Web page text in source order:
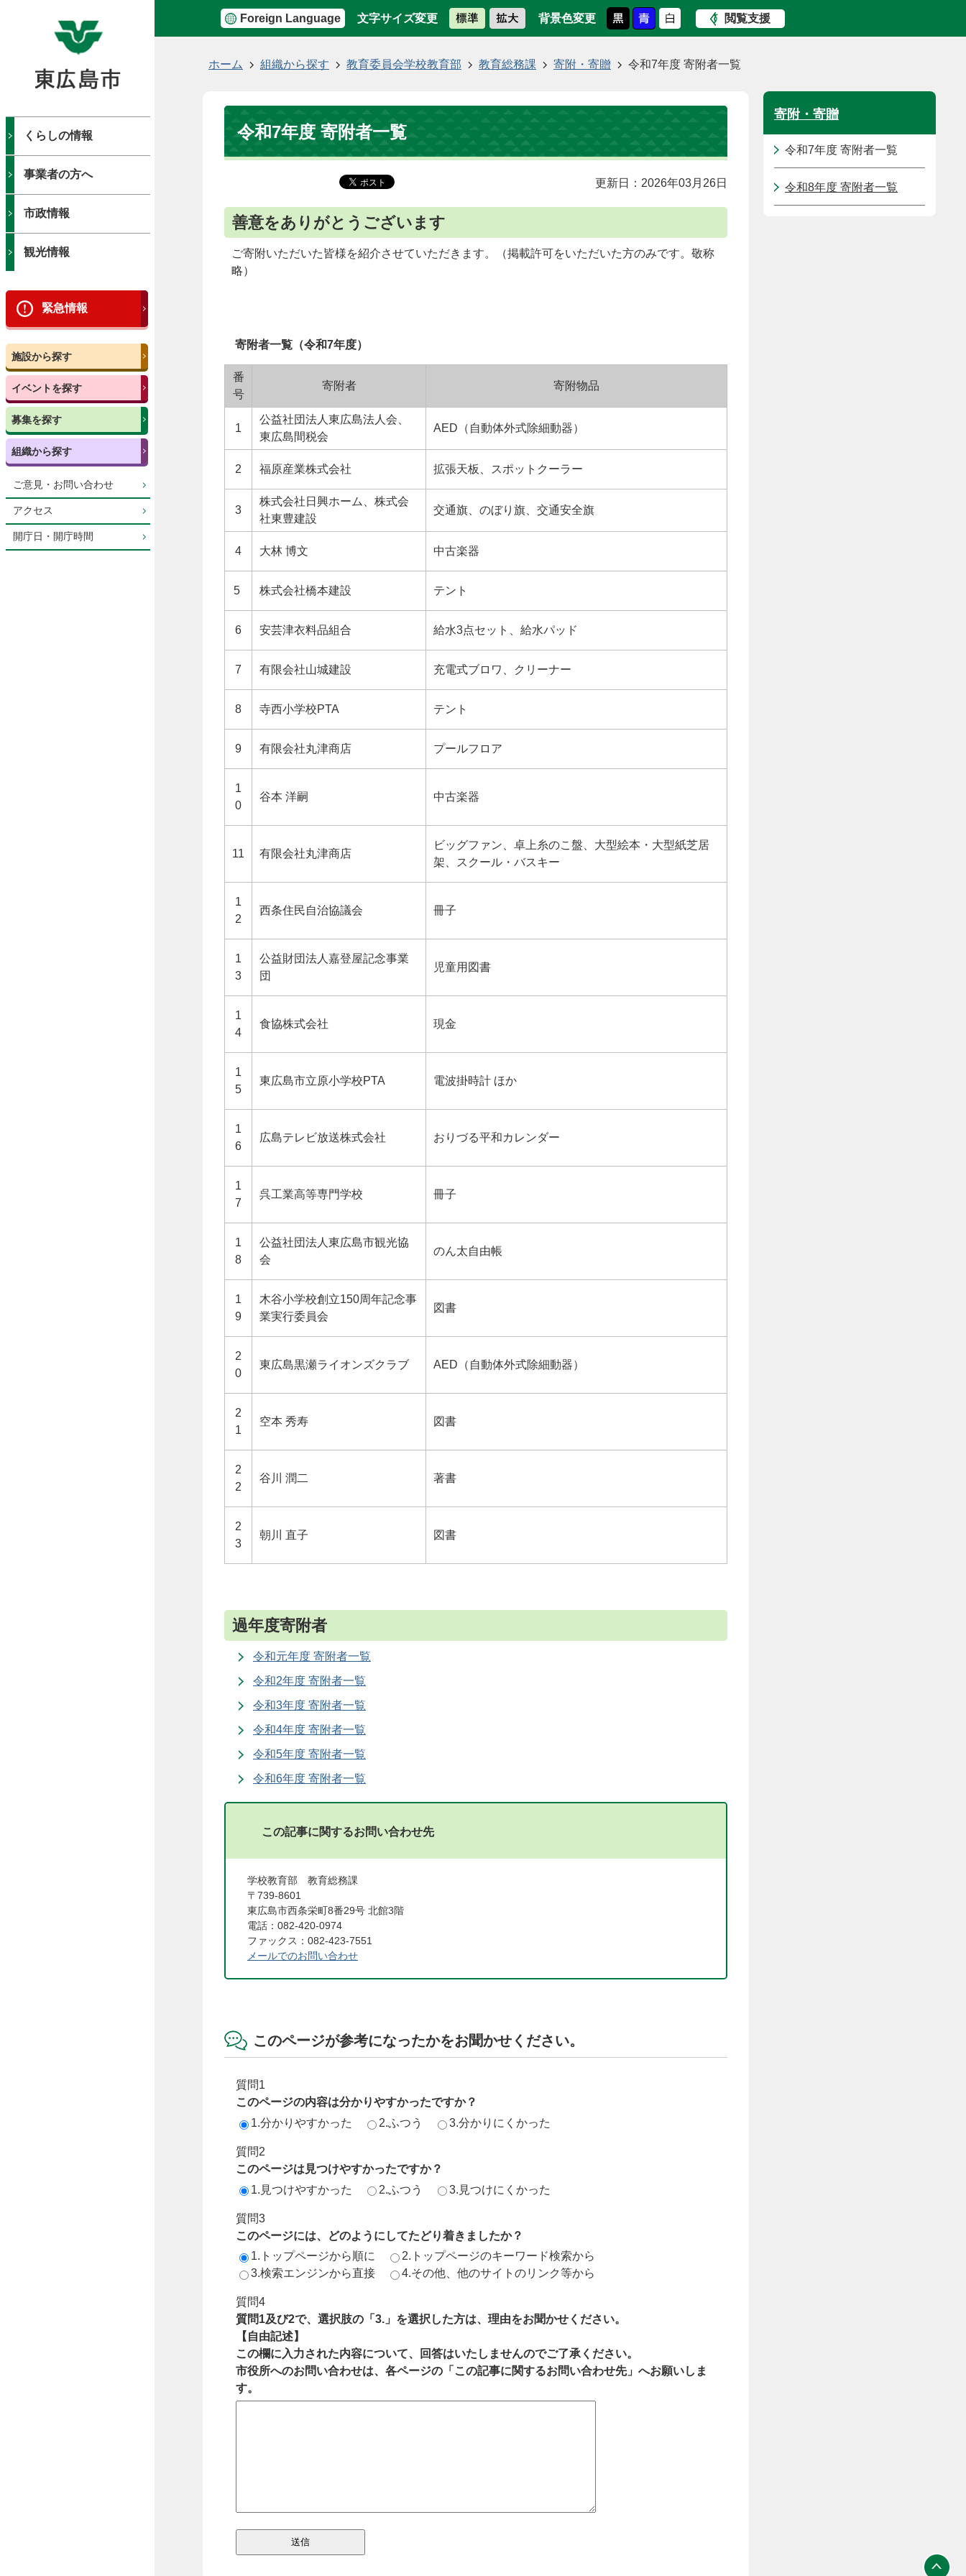
Foreign Language 文字サイズ変更 背景色変更 閲覧支援
くらしの情報
事業者の方へ
市政情報
観光情報
緊急情報
施設から探す
イベントを探す
募集を探す
組織から探す
ご意見・お問い合わせ
アクセス
開庁日・開庁時間
ホーム 組織から探す 教育委員会学校教育部 教育総務課 寄附・寄贈 令和7年度 寄附者一覧
令和7年度 寄附者一覧
更新日：2026年03月26日
善意をありがとうございます
ご寄附いただいた皆様を紹介させていただきます。（掲載許可をいただいた方のみです。敬称
略）
寄附者一覧（令和7年度）
番
号
寄附者 寄附物品
1
公益社団法人東広島法人会、
東広島間税会
AED（自動体外式除細動器）
2 福原産業株式会社 拡張天板、スポットクーラー
3
株式会社日興ホーム、株式会
社東豊建設
交通旗、のぼり旗、交通安全旗
4 大林 博文 中古楽器
5 株式会社橋本建設 テント
6 安芸津衣料品組合 給水3点セット、給水パッド
7 有限会社山城建設 充電式ブロワ、クリーナー
8 寺西小学校PTA テント
9 有限会社丸津商店 プールフロア
1
0
谷本 洋嗣 中古楽器
11 有限会社丸津商店
ビッグファン、卓上糸のこ盤、大型絵本・大型紙芝居
架、スクール・バスキー
1
2
西条住民自治協議会 冊子
1
3
公益財団法人嘉登屋記念事業
団
児童用図書
1
4
食協株式会社 現金
1
5
東広島市立原小学校PTA 電波掛時計 ほか
1
6
広島テレビ放送株式会社 おりづる平和カレンダー
1
7
呉工業高等専門学校 冊子
1
8
公益社団法人東広島市観光協
会
のん太自由帳
1
9
木谷小学校創立150周年記念事
業実行委員会
図書
2
0
東広島黒瀬ライオンズクラブ AED（自動体外式除細動器）
2
1
空本 秀寿 図書
2
2
谷川 潤二 著書
2
3
朝川 直子 図書
過年度寄附者
令和元年度 寄附者一覧
令和2年度 寄附者一覧
令和3年度 寄附者一覧
令和4年度 寄附者一覧
令和5年度 寄附者一覧
令和6年度 寄附者一覧
この記事に関するお問い合わせ先
学校教育部 教育総務課
〒739-8601
東広島市西条栄町8番29号 北館3階
電話：082-420-0974
ファックス：082-423-7551
メールでのお問い合わせ
このページが参考になったかをお聞かせください。
質問1
このページの内容は分かりやすかったですか？
1.分かりやすかった
2.ふつう 3.分かりにくかった
質問2
このページは見つけやすかったですか？
1.見つけやすかった
2.ふつう 3.見つけにくかった
質問3
このページには、どのようにしてたどり着きましたか？
1.トップページから順に
2.トップページのキーワード検索から
3.検索エンジンから直接
4.その他、他のサイトのリンク等から
質問4
質問1及び2で、選択肢の「3.」を選択した方は、理由をお聞かせください。
【自由記述】
この欄に入力された内容について、回答はいたしませんのでご了承ください。
市役所へのお問い合わせは、各ページの「この記事に関するお問い合わせ先」へお願いしま
す。
寄附・寄贈
令和7年度 寄附者一覧
令和8年度 寄附者一覧